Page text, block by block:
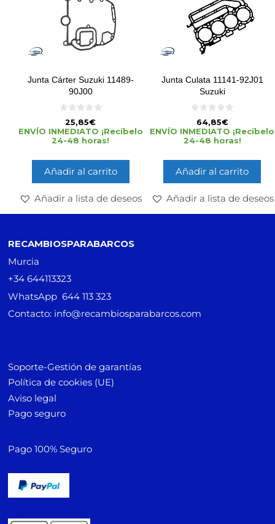
Junta Cárter Suzuki 11489-
90J00
e
5
25,85€
ENVÍO INMEDIATO ¡Recíbelo
24-48 horas!
Añadir al carrito
Añadir a lista de deseos
Junta Culata 11141-92J01
Suzuki
e
5
64,85€
ENVÍO INMEDIATO ¡Recíbelo
24-48 horas!
Añadir al carrito
Añadir a lista de deseos
RECAMBIOSPARABARCOS
Murcia
+34 644113323
WhatsApp 644 113 323
Contacto: info@recambiosparabarcos.com
Soporte-Gestión de garantías
Política de cookies (UE)
Aviso legal
Pago seguro
Pago 100% Seguro